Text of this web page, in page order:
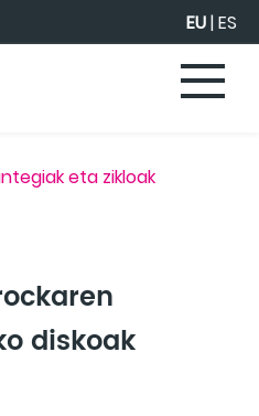
EU|ES
eta zikloak
diskoak